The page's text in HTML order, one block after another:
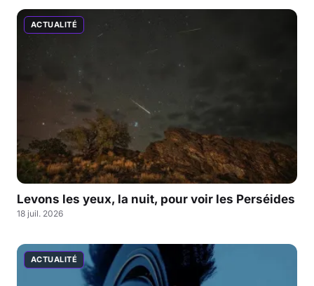
ACTUALITÉ
Levons les yeux, la nuit, pour voir les Perséides
18 juil. 2026
ACTUALITÉ